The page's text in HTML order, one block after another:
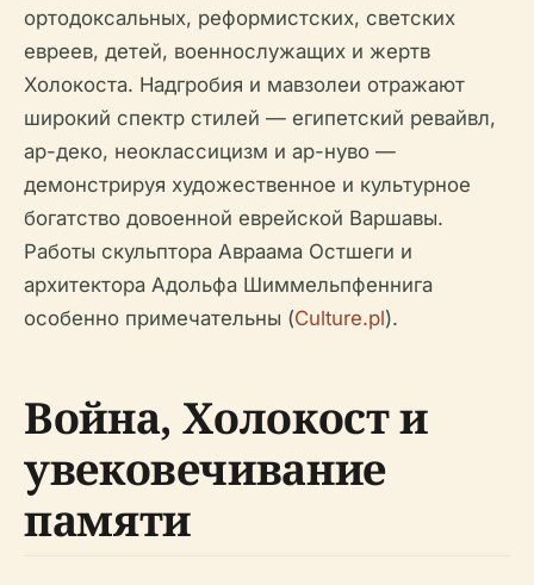
ортодоксальных, реформистских, светских
евреев, детей, военнослужащих и жертв
Холокоста. Надгробия и мавзолеи отражают
широкий спектр стилей — египетский ревайвл,
ар-деко, неоклассицизм и ар-нуво —
демонстрируя художественное и культурное
богатство довоенной еврейской Варшавы.
Работы скульптора Авраама Остшеги и
архитектора Адольфа Шиммельпфеннига
особенно примечательны (Culture.pl).
Война, Холокост и
увековечивание
памяти